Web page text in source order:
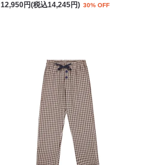
12,950円(税込14,245円) 30% OFF